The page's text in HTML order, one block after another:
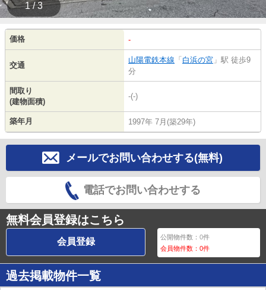
1 / 3
価格 -
交通
山陽電鉄本線 「 白浜の宮 」駅 徒歩9
分
間取り
(建物面積)
-(-)
築年月 1997年 7月(築29年)
メールでお問い合わせする(無料)
電話でお問い合わせする
無料会員登録はこちら
会員登録 公開物件数：0件
会員物件数：0件
過去掲載物件一覧